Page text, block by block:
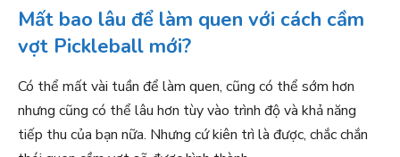
Mất bao lâu để làm quen với cách cầm
vợt Pickleball mới?
Có thể mất vài tuần để làm quen, cũng có thể sớm hơn
nhưng cũng có thể lâu hơn tùy vào trình độ và khả năng
tiếp thu của bạn nữa. Nhưng cứ kiên trì là được, chắc chắn